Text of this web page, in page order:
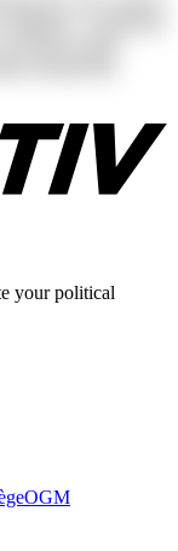
your political
OGM